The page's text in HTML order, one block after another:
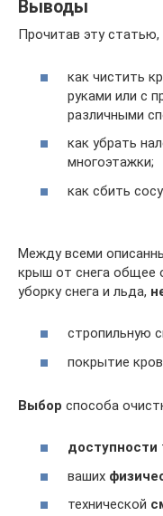
Выводы
Прочитав эту статью,
как чистить
руками или с
различными
как убрать
многоэтажки;
как сбить
Между всеми
крыш от снега общее
уборку снега и льда,
стропильную
покрытие
Выбор способа
доступности
ваших
технической